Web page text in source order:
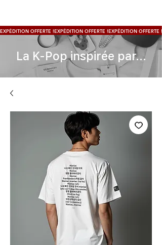
EXPÉDITION OFFERTE !
La K-Pop inspirée par...